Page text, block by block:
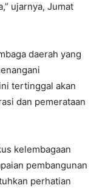
ujarnya, Jumat
daerah yang
tertinggal akan
dan pemerataan
kelembagaan
pembangunan
perhatian